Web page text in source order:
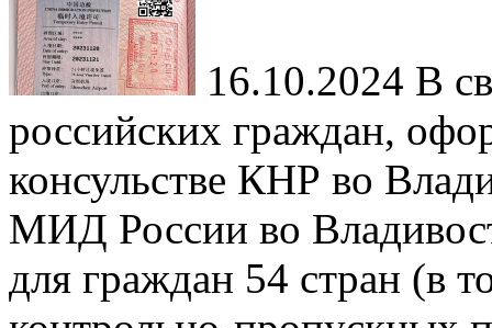
16.10.2024 В
российских граждан,
консульстве КНР во
МИД России во
для граждан 54 стран (в